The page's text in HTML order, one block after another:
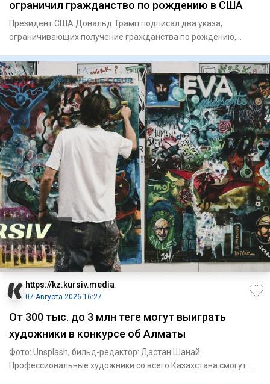
ограничил гражданство по рождению в США
Президент США Дональд Трамп подписал два указа,
ограничивающих получение гражданства по рождению,
https://kz.kursiv.media
07 Августа 2026 16:27
От 300 тыс. до 3 млн теңге могут выиграть
художники в конкурсе об Алматы
Фото: Unsplash, бильд-редактор: Дастан Шанай
Профессиональные художники со всего Казахстана смогут